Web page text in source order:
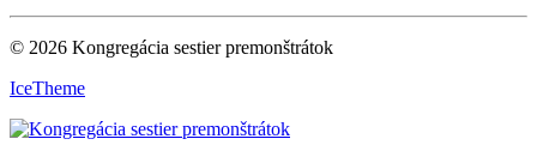
© 2026 Kongregácia sestier premonštrátok
IceTheme